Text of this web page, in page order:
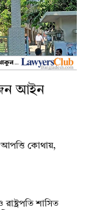
জন আইন
আপত্তি কোথায়,
শাসিত